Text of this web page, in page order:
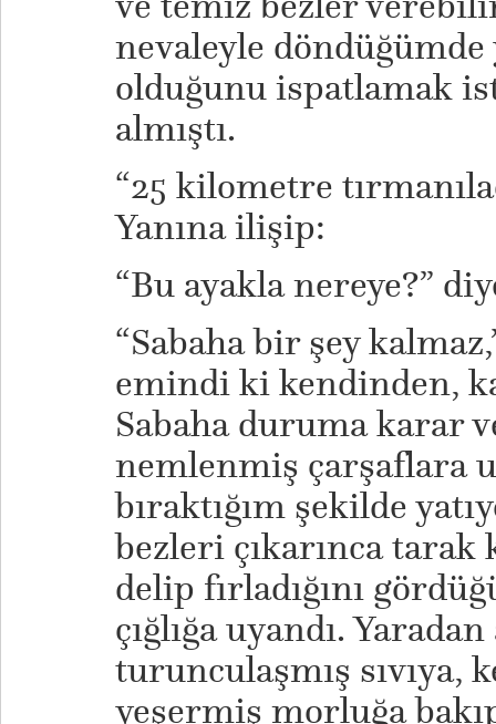
nevaleyle
olduğunu ispatlamak
almıştı.
“25 kilometre
Yanına ilişip:
“Bu ayakla nereye?”
“Sabaha bir şey
emindi ki kendinden,
Sabaha duruma karar
nemlenmiş çarşaflara
bıraktığım şekilde
bezleri çıkarınca
delip fırladığını
çığlığa uyandı.
turunculaşmış sıvıya,
yeşermiş morluğa